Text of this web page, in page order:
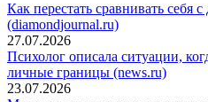
Как перестать сравнивать себя
(diamondjournal.ru)
27.07.2026
Психолог описала ситуации,
личные границы (news.ru)
23.07.2026